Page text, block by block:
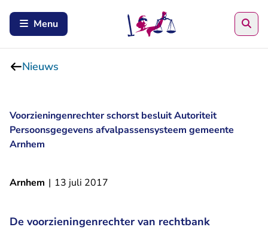
Menu
Nieuws
Voorzieningenrechter schorst besluit Autoriteit
Persoonsgegevens afvalpassensysteem gemeente
Arnhem
Arnhem | 13 juli 2017
De voorzieningenrechter van rechtbank